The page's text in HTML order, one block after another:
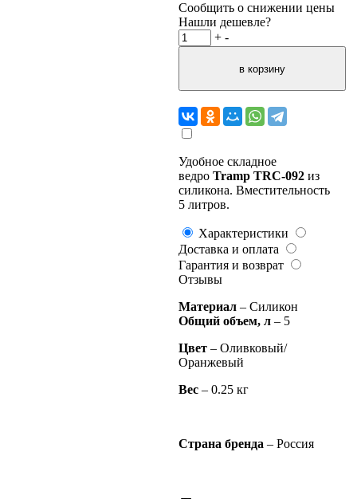
Сообщить о снижении цены
Нашли дешевле?
+ -
Удобное складное
ведро Tramp TRC-092 из
силикона. Вместительность
5 литров.
Характеристики
Доставка и оплата
Гарантия и возврат
Отзывы
Материал – Силикон
Общий объем, л – 5
Цвет – Оливковый/
Оранжевый
Вес – 0.25 кг
Страна бренда – Россия